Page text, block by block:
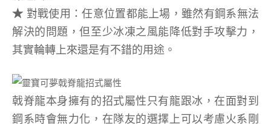
★ 對戰使用：任意位置都能上場，雖然有鋼系無法
解決的問題，但至少冰凍之風能降低對手攻擊力，
其實輪轉上來還是有不錯的用途。
戟脊龍本身擁有的招式屬性只有龍跟冰，在面對到
鋼系時會無力化，在隊友的選擇上可以考慮火系剛